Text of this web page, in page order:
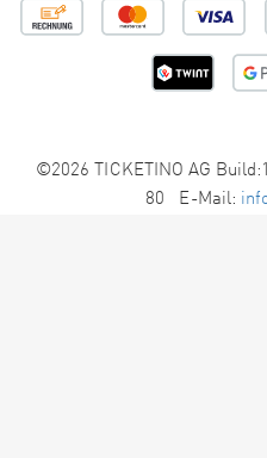
©2026 TICKETINO AG
80 E-Mail: